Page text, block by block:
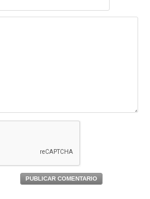
PUBLICAR COMENTARIO